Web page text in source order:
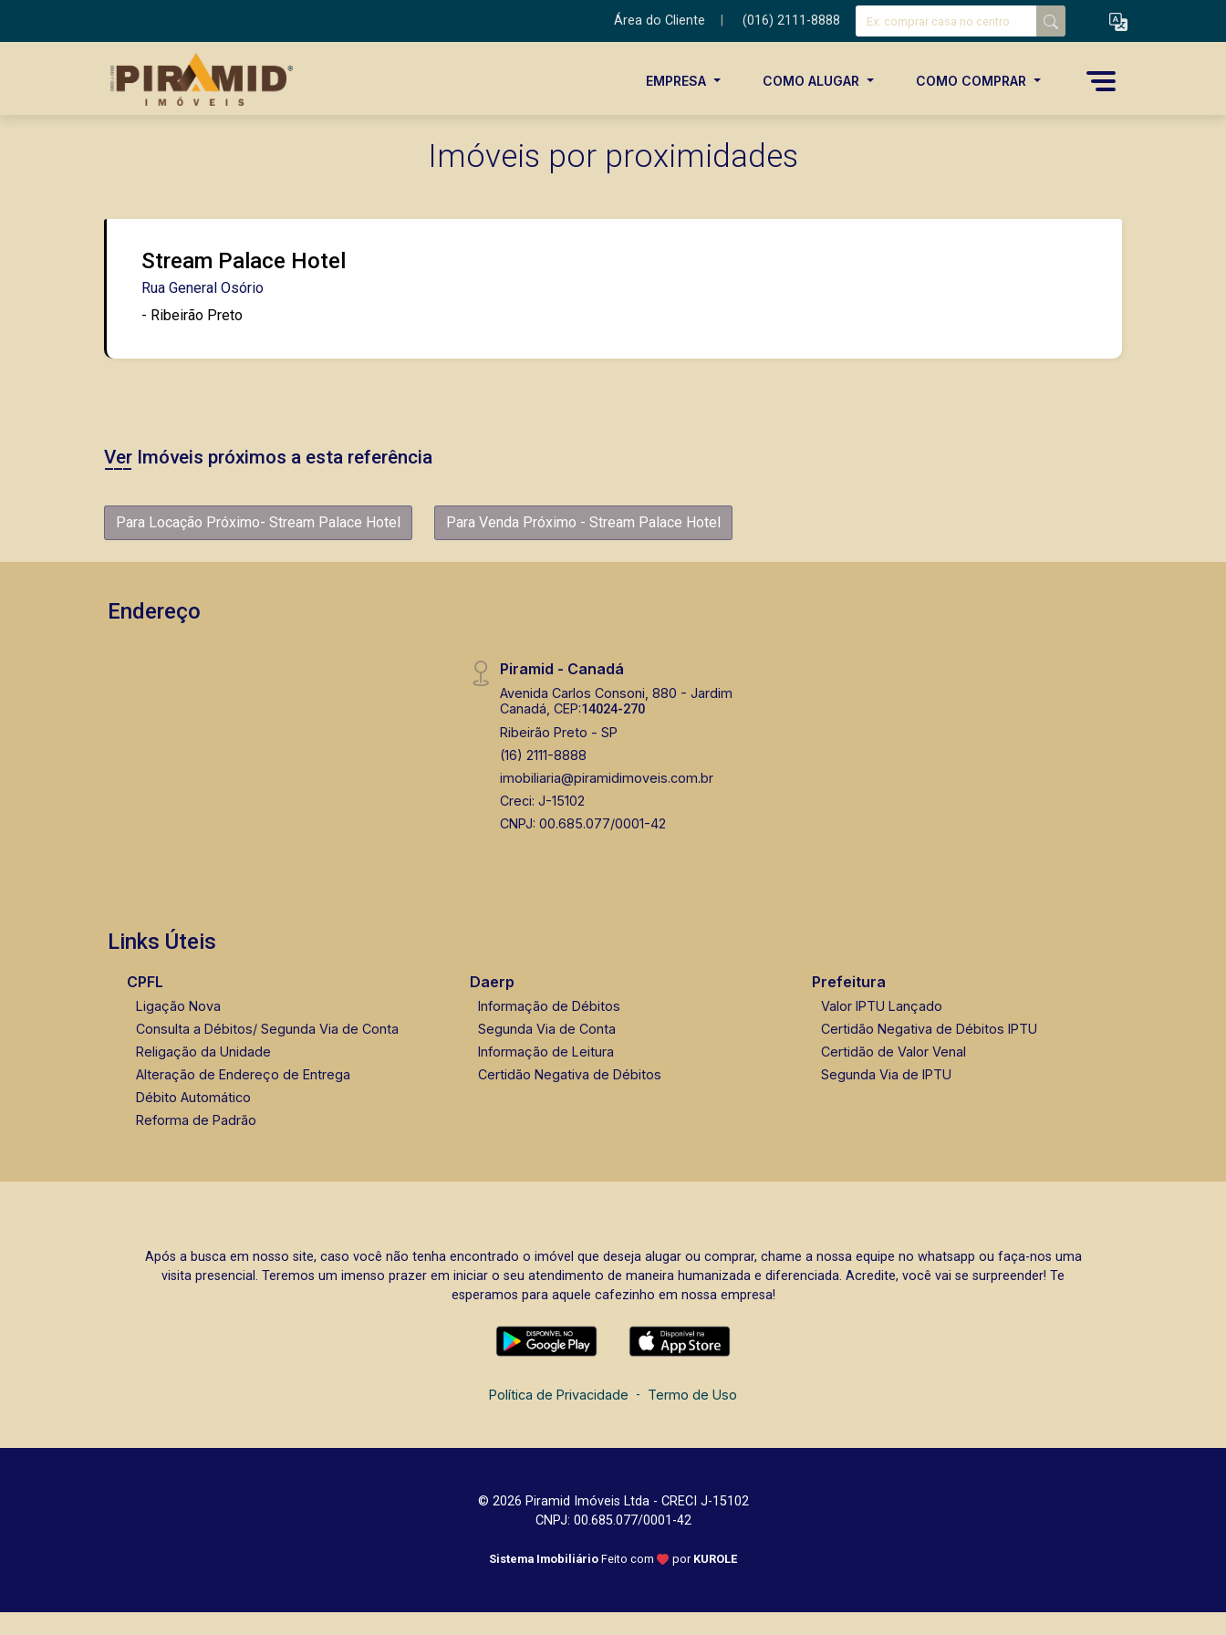
Área do Cliente (016) 2111-8888
EMPRESA COMO ALUGAR COMO COMPRAR
Imóveis por proximidades
Stream Palace Hotel
Rua General Osório
- Ribeirão Preto
Ver Imóveis próximos a esta referência
Para Locação Próximo- Stream Palace Hotel Para Venda Próximo - Stream Palace Hotel
Endereço
Piramid - Canadá
Avenida Carlos Consoni, 880 - Jardim
Canadá, CEP:14024-270
Ribeirão Preto - SP
(16) 2111-8888
imobiliaria@piramidimoveis.com.br
Creci: J-15102
CNPJ: 00.685.077/0001-42
Links Úteis
CPFL
Ligação Nova
Consulta a Débitos/ Segunda Via de Conta
Religação da Unidade
Alteração de Endereço de Entrega
Débito Automático
Reforma de Padrão
Daerp
Informação de Débitos
Segunda Via de Conta
Informação de Leitura
Certidão Negativa de Débitos
Prefeitura
Valor IPTU Lançado
Certidão Negativa de Débitos IPTU
Certidão de Valor Venal
Segunda Via de IPTU
Após a busca em nosso site, caso você não tenha encontrado o imóvel que deseja alugar ou comprar, chame a nossa equipe no whatsapp ou faça-nos uma
visita presencial. Teremos um imenso prazer em iniciar o seu atendimento de maneira humanizada e diferenciada. Acredite, você vai se surpreender! Te
esperamos para aquele cafezinho em nossa empresa!
Política de Privacidade - Termo de Uso
© 2026 Piramid Imóveis Ltda - CRECI J-15102
CNPJ: 00.685.077/0001-42
Sistema Imobiliário Feito com por KUROLE